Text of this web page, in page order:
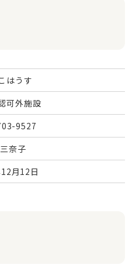
はうす
可外施設
9527
奈子
月12日